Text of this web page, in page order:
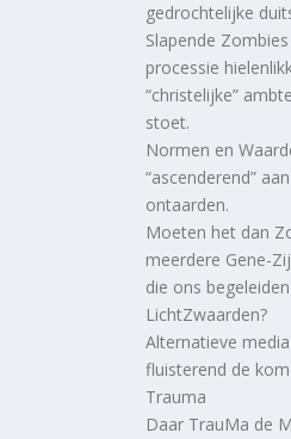
gedrochtelijke
Slapende
processie
“christelijke”
stoet.
Normen en
“ascenderend”
ontaarden.
Moeten het dan
meerdere Gene-
die ons
LichtZwaarden?
Alternatieve
fluisterend de
Trauma
Daar TrauMa de